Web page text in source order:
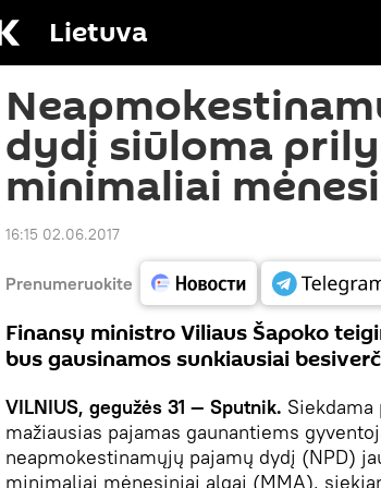
Lietuva
dydį siūloma
minimaliai
16:15 02.06.2017
Prenumeruokite
Finansų ministro Viliaus Šapoko
bus gausinamos sunkiausiai
VILNIUS, gegužės 31 — Sputnik.
mažiausias pajamas gaunantiems
neapmokestinamųjų pajamų dydį (NPD)
minimaliai mėnesiniai algai (MMA),